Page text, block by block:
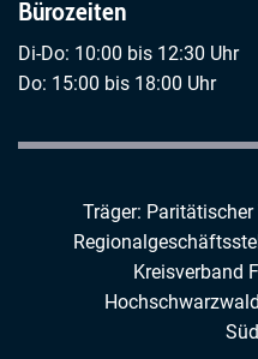
Bürozeiten
Di-Do: 10:00 bis 12:30 Uhr
Do: 15:00 bis 18:00 Uhr
Träger:
Kreisverband
Hochschwarzwald